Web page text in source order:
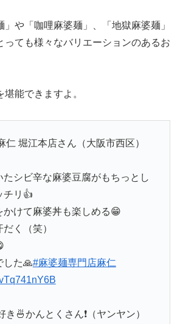
」や「咖哩麻婆麺」、「地獄麻婆麺」
っても様々なバリエーションのあるお
能できますよ。
仁 堀江本店さん（大阪市西区）
たシビ辛な麻婆豆腐がもちっとし
チリ👍
かけて麻婆丼も楽しめる😁
く（笑）
した🙏#麻婆麺専門店麻仁
🍜かんとくさん❗（ヤンヤン）